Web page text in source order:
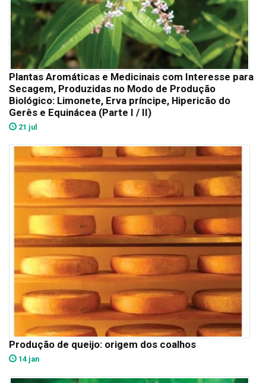
Plantas Aromáticas e Medicinais com Interesse para
Secagem, Produzidas no Modo de Produção
Biológico: Limonete, Erva príncipe, Hipericão do
Gerês e Equinácea (Parte I / II)
21 jul
Produção de queijo: origem dos coalhos
14 jan